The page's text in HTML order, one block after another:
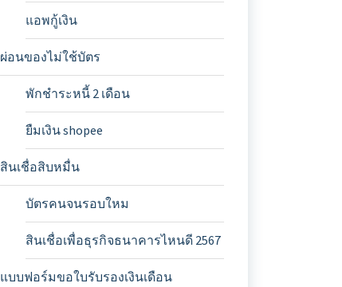
แอพกู้เงิน
ผ่อนของไม่ใช้บัตร
พักชำระหนี้ 2 เดือน
ยืมเงิน shopee
สินเชื่อสิบหมื่น
บัตรคนจนรอบใหม
สินเชื่อเพื่อธุรกิจธนาคารไหนดี 2567
แบบฟอร์มขอใบรับรองเงินเดือน